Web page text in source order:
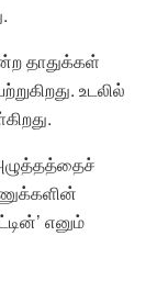
தாதுக்கள்
உடலில்
எனும்